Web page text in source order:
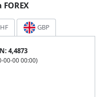
GBP
4,4873
00-00 00:00)